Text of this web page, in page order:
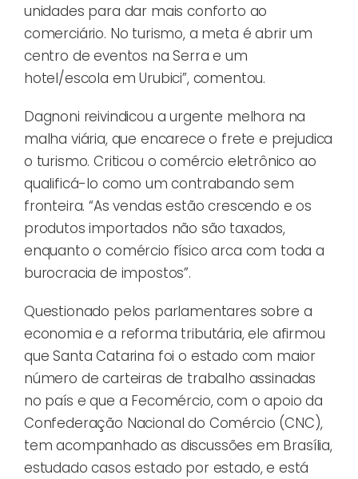
unidades para dar mais conforto ao
comerciário. No turismo, a meta é abrir um
centro de eventos na Serra e um
hotel/escola em Urubici”, comentou.
Dagnoni reivindicou a urgente melhora na
malha viária, que encarece o frete e prejudica
o turismo. Criticou o comércio eletrônico ao
qualificá-lo como um contrabando sem
fronteira. “As vendas estão crescendo e os
produtos importados não são taxados,
enquanto o comércio físico arca com toda a
burocracia de impostos”.
Questionado pelos parlamentares sobre a
economia e a reforma tributária, ele afirmou
que Santa Catarina foi o estado com maior
número de carteiras de trabalho assinadas
no país e que a Fecomércio, com o apoio da
Confederação Nacional do Comércio (CNC),
tem acompanhado as discussões em Brasília,
estudado casos estado por estado, e está